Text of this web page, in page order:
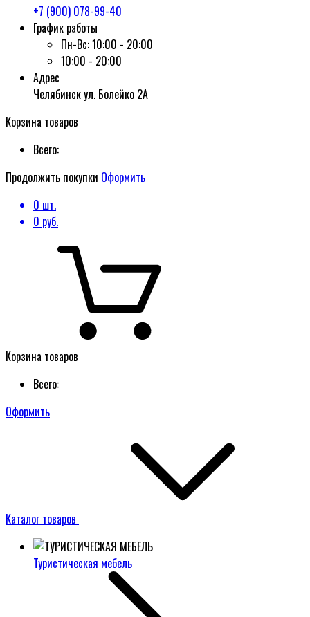
+7 (900) 078-99-40
График работы
Пн-Вс:10:00 - 20:00
10:00 - 20:00
Адрес
Челябинск ул. Болейко 2А
Корзина товаров
Всего:
Продолжить покупки Оформить
0 шт.
0 руб.
Корзина товаров
Всего:
Оформить
Каталог товаров
Туристическая мебель